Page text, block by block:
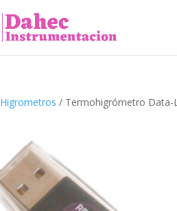
Higrometros / Termohigrómetro Data-